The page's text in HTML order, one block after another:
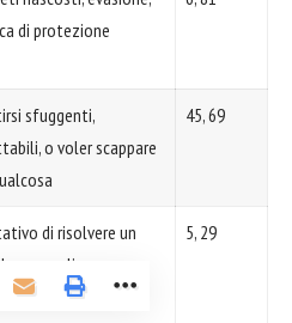
di protezione
sfuggenti,
o voler scappare
45, 69
di risolvere un
cogliere
5, 29